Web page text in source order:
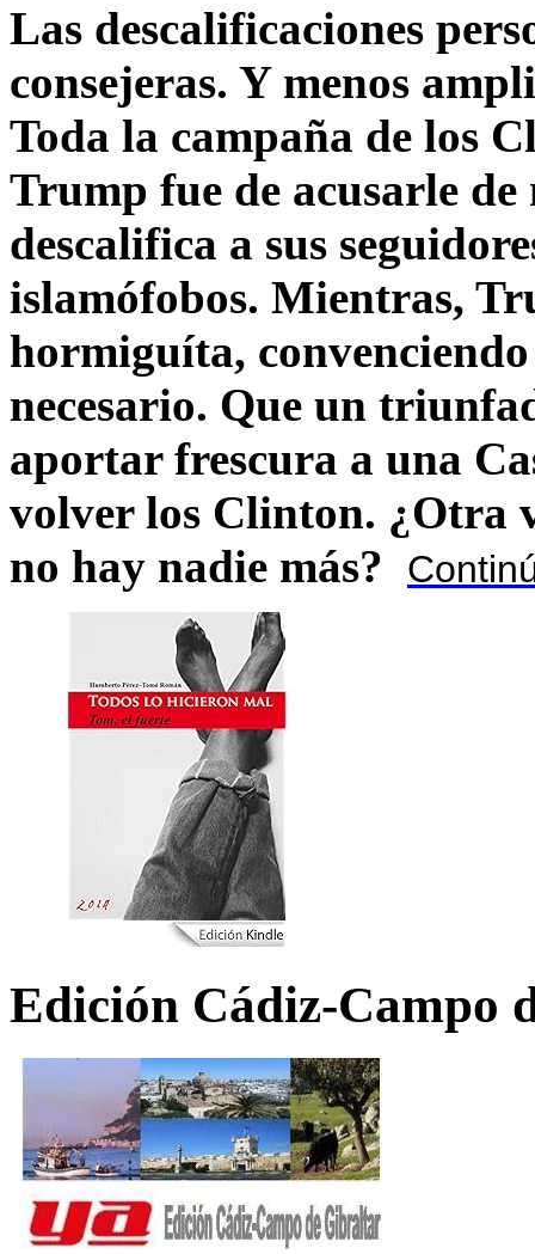
Las descalificaciones
consejeras. Y menos
Toda la campaña de los
Trump fue de acusarle
descalifica a sus
islamófobos. Mientras,
hormiguíta,
necesario. Que un
aportar frescura a una
volver los Clinton. ¿Otra
no hay nadie más?
Edición Cádiz-Campo